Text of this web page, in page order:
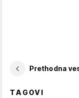
Prethodna
TAGOVI